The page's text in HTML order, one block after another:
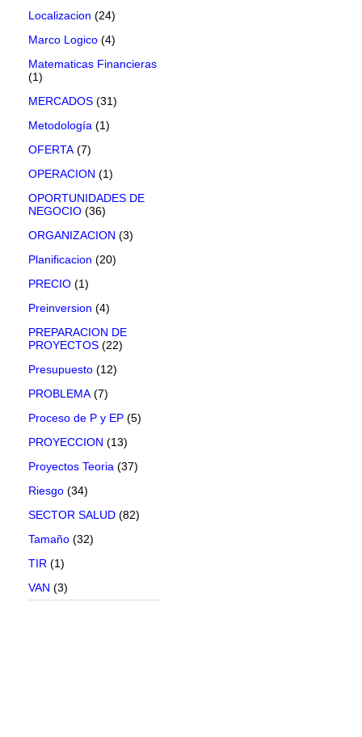
Localizacion (24)
Marco Logico (4)
Matematicas Financieras
(1)
MERCADOS (31)
Metodología (1)
OFERTA (7)
OPERACION (1)
OPORTUNIDADES DE
NEGOCIO (36)
ORGANIZACION (3)
Planificacion (20)
PRECIO (1)
Preinversion (4)
PREPARACION DE
PROYECTOS (22)
Presupuesto (12)
PROBLEMA (7)
Proceso de P y EP (5)
PROYECCION (13)
Proyectos Teoria (37)
Riesgo (34)
SECTOR SALUD (82)
Tamaño (32)
TIR (1)
VAN (3)